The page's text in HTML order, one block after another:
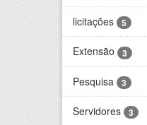
licitações 5
Extensão 3
Pesquisa 3
Servidores 3